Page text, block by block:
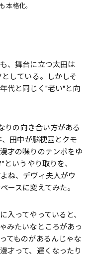
本格化。
、舞台に立つ太田は
している。しかしそ
代と同じく"老い"と向
りの向き合い方がある
田中が脳梗塞とクモ
才の喋りのテンポをゆ
いうやり取りを、
ね、デヴィ夫人がウ
ースに変えてみた。
入ってやっていると、
みたいなところがあっ
てものがあるんじゃな
才って、遅くなったり